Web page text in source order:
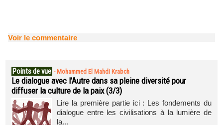
Voir le commentaire
Points de vue - Mohammed El Mahdi Krabch
Le dialogue avec l’Autre dans sa pleine diversité pour
diffuser la culture de la paix (3/3)
Lire la première partie ici : Les fondements du
dialogue entre les civilisations à la lumière de
la...